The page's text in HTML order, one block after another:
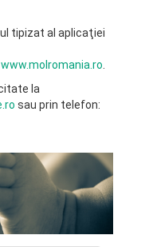
tipizat al aplicaţiei
www.molromania.ro
la
sau prin telefon: